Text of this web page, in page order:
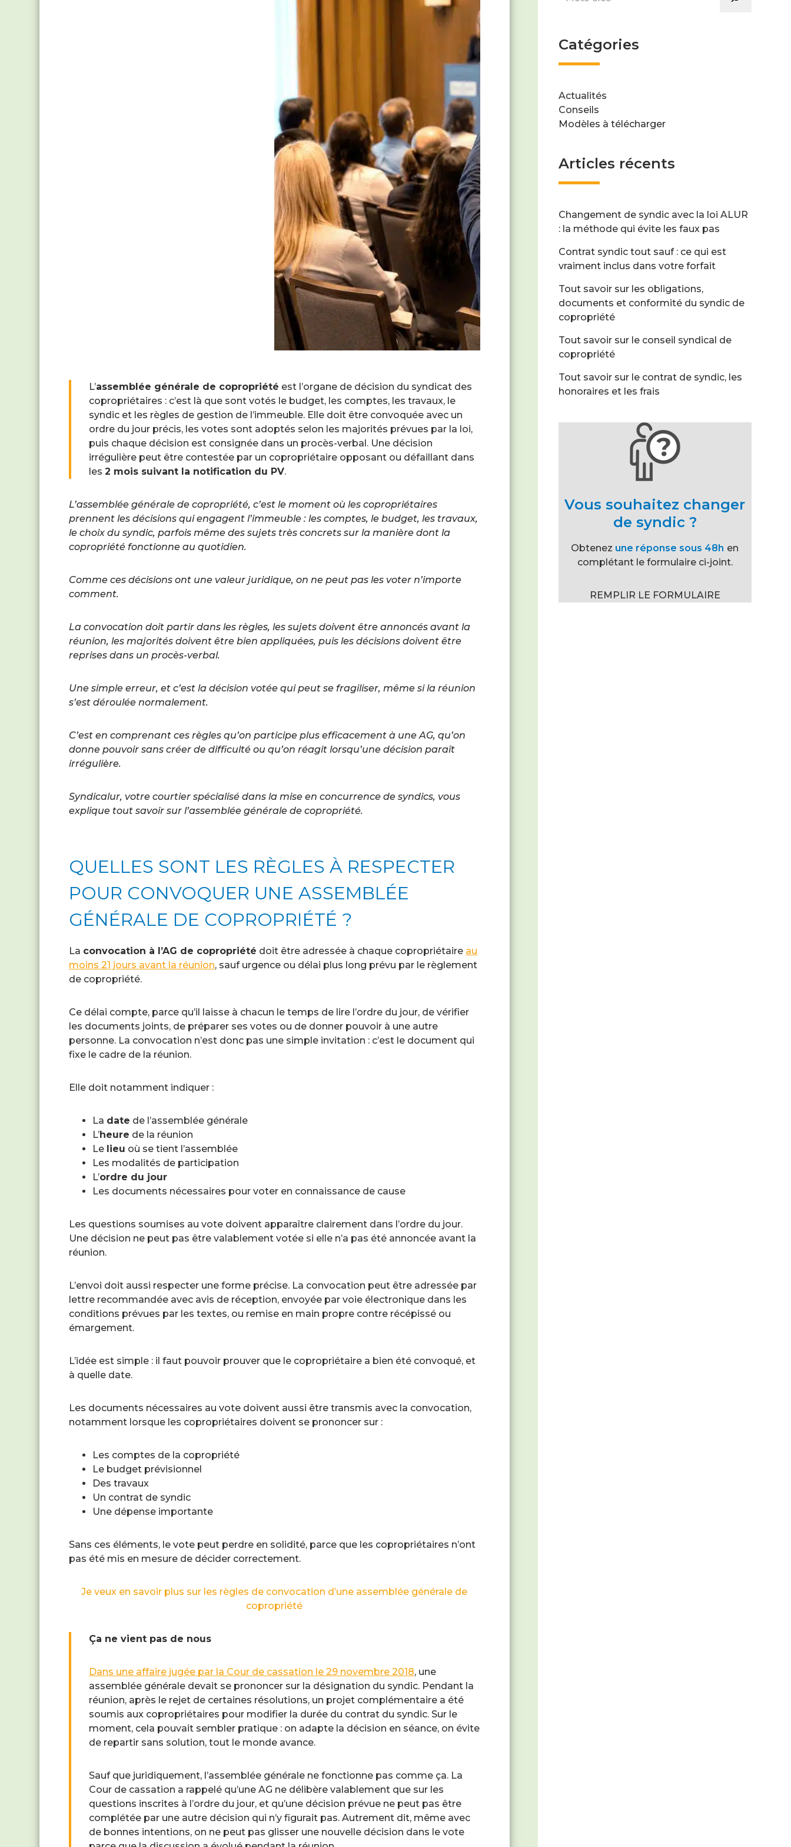
L’assemblée générale de copropriété est l’organe de décision du syndicat des
copropriétaires : c’est là que sont votés le budget, les comptes, les travaux, le
syndic et les règles de gestion de l’immeuble. Elle doit être convoquée avec un
ordre du jour précis, les votes sont adoptés selon les majorités prévues par la loi,
puis chaque décision est consignée dans un procès-verbal. Une décision
irrégulière peut être contestée par un copropriétaire opposant ou défaillant dans
les2 mois suivant la notification du PV.
L’assemblée générale de copropriété, c’est le moment où les copropriétaires
prennent les décisions qui engagent l’immeuble : les comptes, le budget, les travaux,
le choix du syndic, parfois même des sujets très concrets sur la manière dont la
copropriété fonctionne au quotidien.
Comme ces décisions ont une valeur juridique, on ne peut pas les voter n’importe
comment.
La convocation doit partir dans les règles, les sujets doivent être annoncés avant la
réunion, les majorités doivent être bien appliquées, puis les décisions doivent être
reprises dans un procès-verbal.
Une simple erreur, et c’est la décision votée qui peut se fragiliser, même si la réunion
s’est déroulée normalement.
C’est en comprenant ces règles qu’on participe plus efficacement à une AG, qu’on
donne pouvoir sans créer de difficulté ou qu’on réagit lorsqu’une décision paraît
irrégulière.
Syndicalur, votre courtier spécialisé dans la mise en concurrence de syndics, vous
explique tout savoir sur l’assemblée générale de copropriété.
QUELLES SONT LES RÈGLES À RESPECTER
POUR CONVOQUER UNE ASSEMBLÉE
GÉNÉRALE DE COPROPRIÉTÉ ?
La convocation à l’AG de copropriété doit être adressée à chaque copropriétaire au
moins 21 jours avant la réunion, sauf urgence ou délai plus long prévu par le règlement
de copropriété.
Ce délai compte, parce qu’il laisse à chacun le temps de lire l’ordre du jour, de vérifier
les documents joints, de préparer ses votes ou de donner pouvoir à une autre
personne. La convocation n’est donc pas une simple invitation : c’est le document qui
fixe le cadre de la réunion.
Elle doit notamment indiquer :
La date de l’assemblée générale
L’heure de la réunion
Le lieu où se tient l’assemblée
Les modalités de participation
L’ordre du jour
Les documents nécessaires pour voter en connaissance de cause
Les questions soumises au vote doivent apparaître clairement dans l’ordre du jour.
Une décision ne peut pas être valablement votée si elle n’a pas été annoncée avant la
réunion.
L’envoi doit aussi respecter une forme précise. La convocation peut être adressée par
lettre recommandée avec avis de réception, envoyée par voie électronique dans les
conditions prévues par les textes, ou remise en main propre contre récépissé ou
émargement.
L’idée est simple : il faut pouvoir prouver que le copropriétaire a bien été convoqué, et
à quelle date.
Les documents nécessaires au vote doivent aussi être transmis avec la convocation,
notamment lorsque les copropriétaires doivent se prononcer sur :
Les comptes de la copropriété
Le budget prévisionnel
Des travaux
Un contrat de syndic
Une dépense importante
Sans ces éléments, le vote peut perdre en solidité, parce que les copropriétaires n’ont
pas été mis en mesure de décider correctement.
Je veux en savoir plus sur les règles de convocation d’une assemblée générale de
copropriété
Ça ne vient pas de nous
Dans une affaire jugée par la Cour de cassation le 29 novembre 2018, une
assemblée générale devait se prononcer sur la désignation du syndic. Pendant la
réunion, après le rejet de certaines résolutions, un projet complémentaire a été
soumis aux copropriétaires pour modifier la durée du contrat du syndic. Sur le
moment, cela pouvait sembler pratique : on adapte la décision en séance, on évite
de repartir sans solution, tout le monde avance.
Sauf que juridiquement, l’assemblée générale ne fonctionne pas comme ça. La
Cour de cassation a rappelé qu’une AG ne délibère valablement que sur les
questions inscrites à l’ordre du jour, et qu’une décision prévue ne peut pas être
complétée par une autre décision qui n’y figurait pas. Autrement dit, même avec
de bonnes intentions, on ne peut pas glisser une nouvelle décision dans le vote
Catégories
Actualités
Conseils
Modèles à télécharger
Articles récents
Changement de syndic avec la loi ALUR
: la méthode qui évite les faux pas
Contrat syndic tout sauf : ce qui est
vraiment inclus dans votre forfait
Tout savoir sur les obligations,
documents et conformité du syndic de
copropriété
Tout savoir sur le conseil syndical de
copropriété
Tout savoir sur le contrat de syndic, les
honoraires et les frais
Vous souhaitez changer
de syndic ?
Obtenez une réponse sous 48h en
complétant le formulaire ci-joint.
REMPLIR LE FORMULAIRE